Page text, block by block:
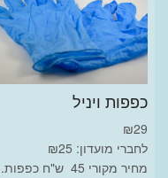
כפפות ויניל
₪29
לחברי מועדון: ₪25
מחיר מקורי 45 ש"ח כפפות...